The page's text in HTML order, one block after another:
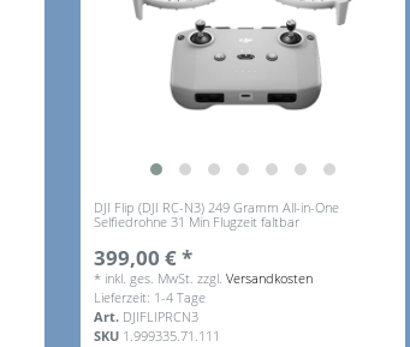
DJI Flip (DJI RC-N3) 249 Gramm All-in-One
Selfiedrohne 31 Min Flugzeit faltbar
399,00 € *
* inkl. ges. MwSt. zzgl.Versandkosten
Lieferzeit: 1-4 Tage
Art. DJIFLIPRCN3
SKU 1.999335.71.111